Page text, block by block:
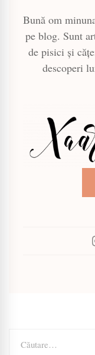
Bună om
pe blog. Sunt
de pisici și
descoperi
după: